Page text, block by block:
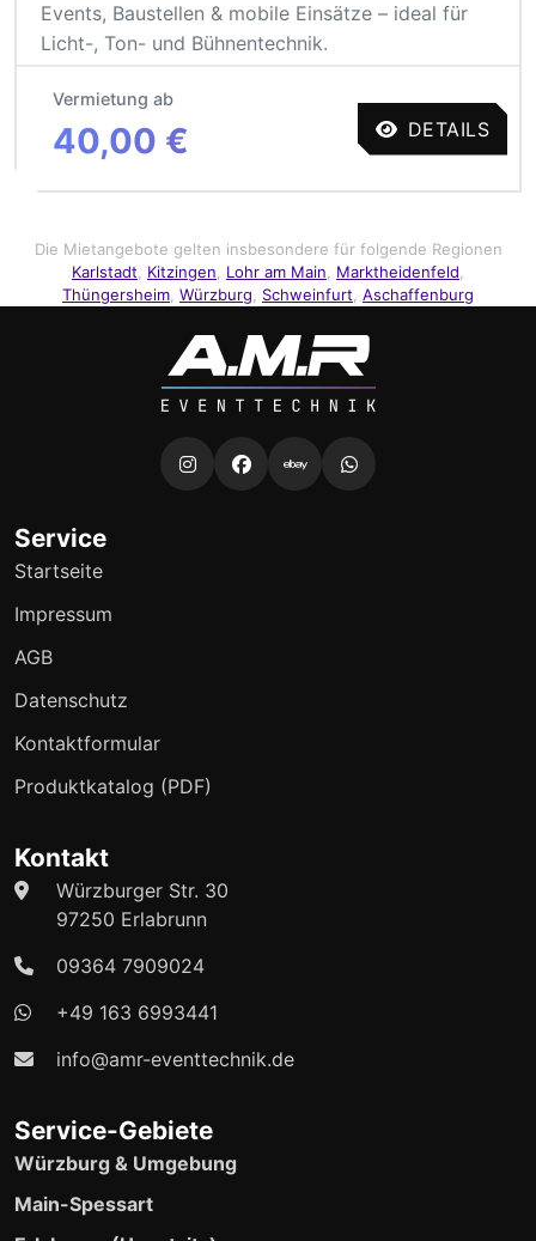
Events, Baustellen & mobile Einsätze – ideal für
Licht-, Ton- und Bühnentechnik.
Vermietung ab
40,00 € DETAILS
Die Mietangebote gelten insbesondere für folgende Regionen
Karlstadt
Kitzingen Lohr am Main Marktheidenfeld
Thüngersheim Würzburg Schweinfurt Aschaffenburg
Service
Startseite
Impressum
AGB
Datenschutz
Kontaktformular
Produktkatalog (PDF)
Kontakt
Würzburger Str. 30
97250 Erlabrunn
09364 7909024
+49 163 6993441
info@amr-eventtechnik.de
Service-Gebiete
Würzburg & Umgebung
Main-Spessart